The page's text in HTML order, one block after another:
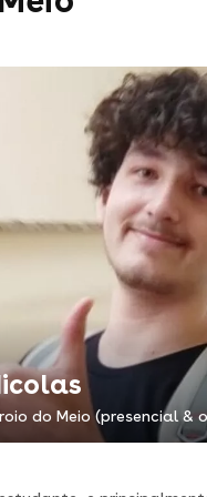
do Meio (presencial &